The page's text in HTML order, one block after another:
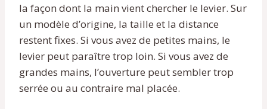
la façon dont la main vient chercher le levier. Sur
un modèle d’origine, la taille et la distance
restent fixes. Si vous avez de petites mains, le
levier peut paraître trop loin. Si vous avez de
grandes mains, l’ouverture peut sembler trop
serrée ou au contraire mal placée.